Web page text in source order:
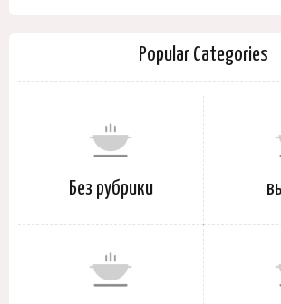
Popular Categories
Без рубрики